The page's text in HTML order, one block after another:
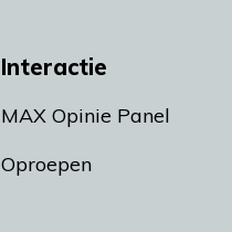
Interactie
MAX Opinie Panel
Oproepen